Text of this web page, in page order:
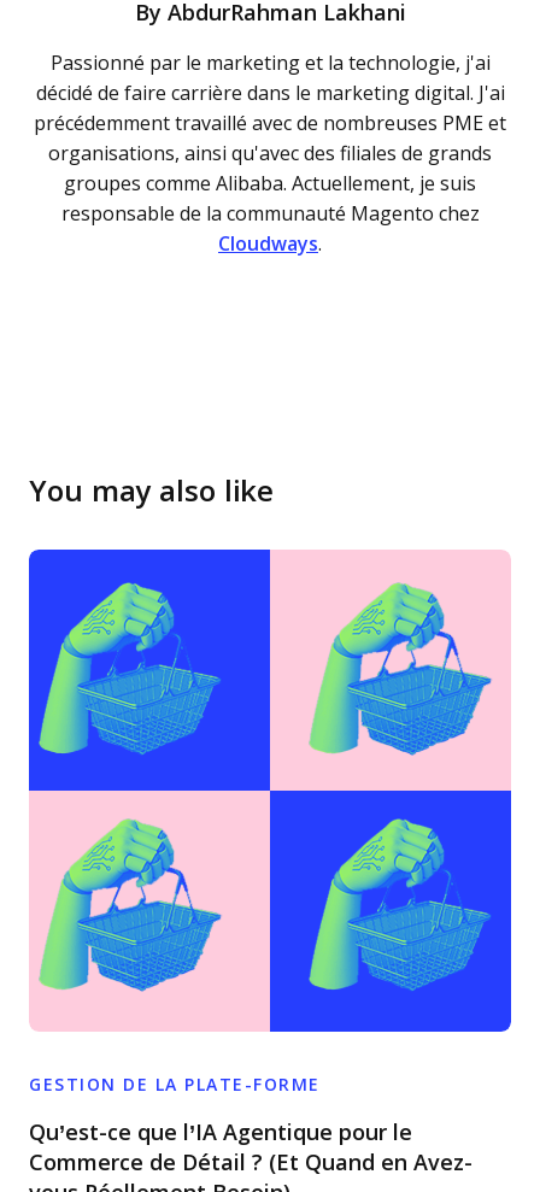
By AbdurRahman Lakhani
Passionné par le marketing et la technologie, j'ai
décidé de faire carrière dans le marketing digital. J'ai
précédemment travaillé avec de nombreuses PME et
organisations, ainsi qu'avec des filiales de grands
groupes comme Alibaba. Actuellement, je suis
responsable de la communauté Magento chez
Cloudways.
You may also like
GESTION DE LA PLATE-FORME
Qu’est-ce que l’IA Agentique pour le
Commerce de Détail ? (Et Quand en Avez-